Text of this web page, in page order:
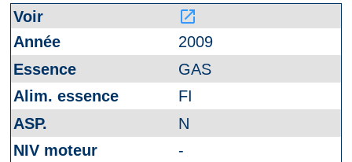
launch
2009
GAS
FI
N
-